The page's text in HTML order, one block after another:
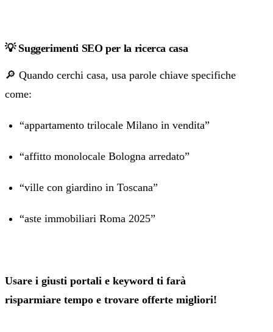
💡 Suggerimenti SEO per la ricerca casa
🔎 Quando cerchi casa, usa parole chiave specifiche
come:
“appartamento trilocale Milano in vendita”
“affitto monolocale Bologna arredato”
“ville con giardino in Toscana”
“aste immobiliari Roma 2025”
Usare i giusti portali e keyword ti farà
risparmiare tempo e trovare offerte migliori!